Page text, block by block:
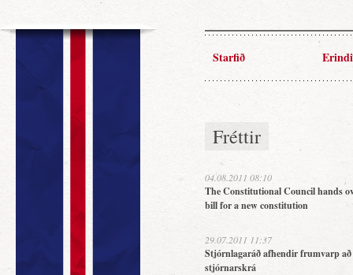
Starfið Erindi
Fréttir
04.08.2011 08:10
The Constitutional Council hands
bill for a new constitution
29.07.2011 11:37
Stjórnlagaráð afhendir frumvarp
stjórnarskrá